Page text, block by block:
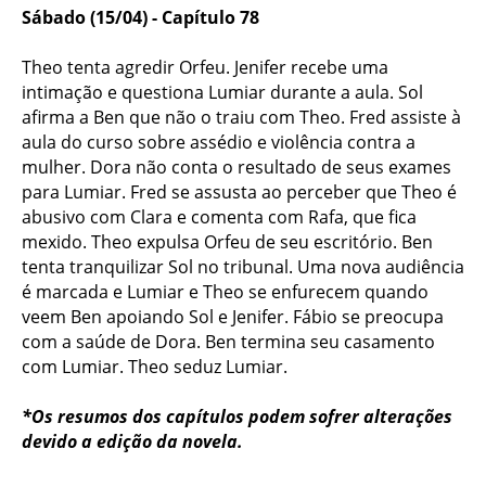
Sábado (15/04) - Capítulo 78
Theo tenta agredir Orfeu. Jenifer recebe uma
intimação e questiona Lumiar durante a aula. Sol
afirma a Ben que não o traiu com Theo. Fred assiste à
aula do curso sobre assédio e violência contra a
mulher. Dora não conta o resultado de seus exames
para Lumiar. Fred se assusta ao perceber que Theo é
abusivo com Clara e comenta com Rafa, que fica
mexido. Theo expulsa Orfeu de seu escritório. Ben
tenta tranquilizar Sol no tribunal. Uma nova audiência
é marcada e Lumiar e Theo se enfurecem quando
veem Ben apoiando Sol e Jenifer. Fábio se preocupa
com a saúde de Dora. Ben termina seu casamento
com Lumiar. Theo seduz Lumiar.
*Os resumos dos capítulos podem sofrer alterações
devido a edição da novela.